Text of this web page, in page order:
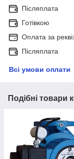
Післяплата
Готівкою
Оплата за
Післяплата
Всі умови оплати
Подібні товари